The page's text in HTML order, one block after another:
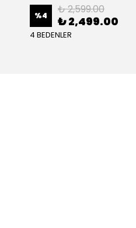
%4 ₺ 2,599.00
₺ 2,499.00
4 BEDENLER